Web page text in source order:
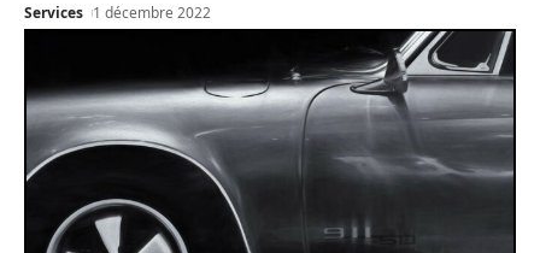
Services 1 décembre 2022